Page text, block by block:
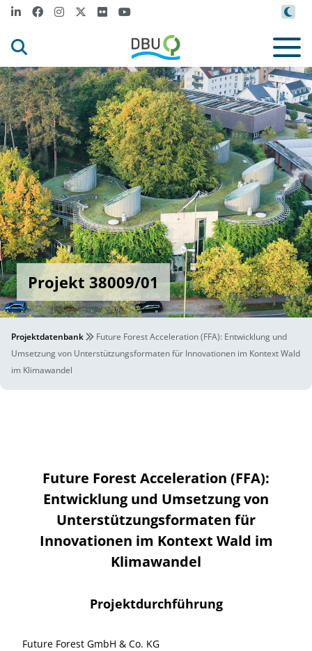
Projekt 38009/01
Projektdatenbank
Future Forest Acceleration (FFA): Entwicklung und
Umsetzung von Unterstützungsformaten für Innovationen im Kontext Wald
im Klimawandel
Future Forest Acceleration (FFA):
Entwicklung und Umsetzung von
Unterstützungsformaten für
Innovationen im Kontext Wald im
Klimawandel
Projektdurchführung
Future Forest GmbH & Co. KG